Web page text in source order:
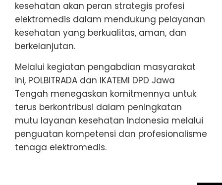
kesehatan akan peran strategis profesi
elektromedis dalam mendukung pelayanan
kesehatan yang berkualitas, aman, dan
berkelanjutan.
Melalui kegiatan pengabdian masyarakat
ini, POLBITRADA dan IKATEMI DPD Jawa
Tengah menegaskan komitmennya untuk
terus berkontribusi dalam peningkatan
mutu layanan kesehatan Indonesia melalui
penguatan kompetensi dan profesionalisme
tenaga elektromedis.